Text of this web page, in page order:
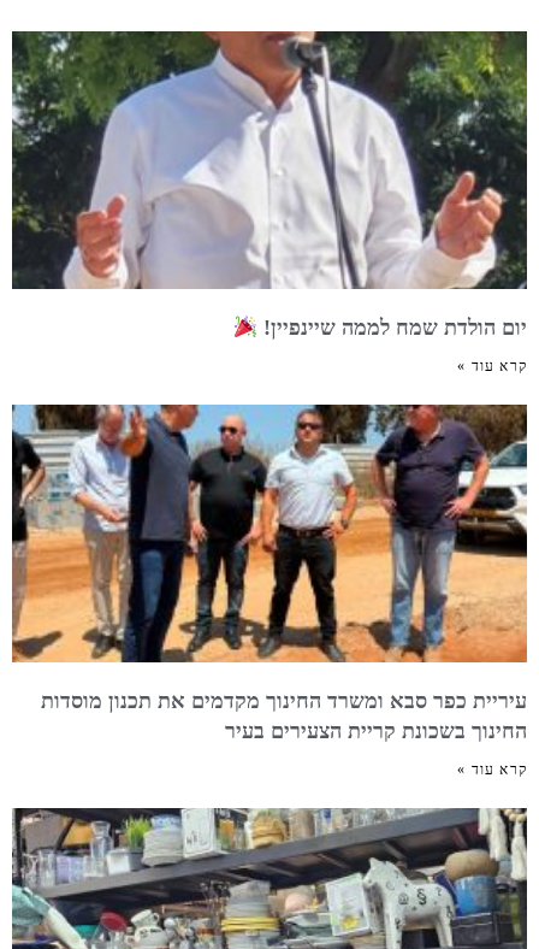
יום הולדת שמח לממה שיינפיין!
קרא עוד »
עיריית כפר סבא ומשרד החינוך מקדמים את תכנון מוסדות
החינוך בשכונת קריית הצעירים בעיר
קרא עוד »